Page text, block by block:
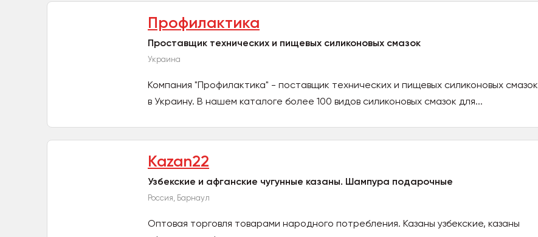
Профилактика
Проставщик технических и пищевых силиконовых смазок
Украина
Компания "Профилактика" - поставщик технических и пищевых силиконовых смазок
в Украину. В нашем каталоге более 100 видов силиконовых смазок для...
Kazan22
Узбекские и афганские чугунные казаны. Шампура подарочные
Россия, Барнаул
Оптовая торговля товарами народного потребления. Казаны узбекские, казаны